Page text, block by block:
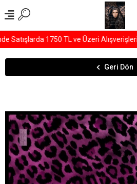
1750 TL ve Üzeri
Geri Dön